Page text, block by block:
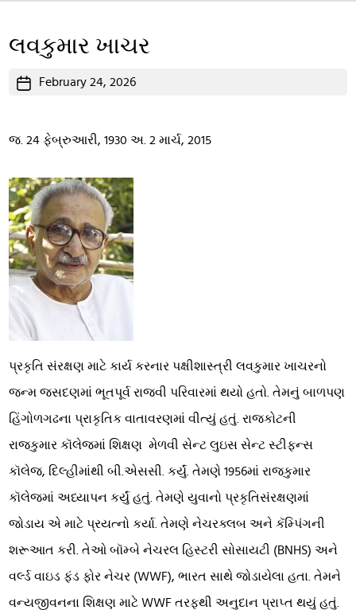
લવકુમાર ખાચર
PostFebruary 24, 2026
જ. 24 ફેબ્રુઆરી, 1930 અ. 2 માર્ચ, 2015
પ્રકૃતિ સંરક્ષણ માટે કાર્ય કરનાર પક્ષીશાસ્ત્રી લવકુમાર ખાચરનો
જન્મ જસદણમાં ભૂતપૂર્વ રાજવી પરિવારમાં થયો હતો. તેમનું બાળપણ
હિંગોળગઢના પ્રાકૃતિક વાતાવરણમાં વીત્યું હતું. રાજકોટની
રાજકુમાર કૉલેજમાં શિક્ષણ મેળવી સેન્ટ લુઇસ સેન્ટ સ્ટીફન્સ
કૉલેજ, દિલ્હીમાંથી બી.એસસી. કર્યું. તેમણે 1956માં રાજકુમાર
કૉલેજમાં અધ્યાપન કર્યું હતું. તેમણે યુવાનો પ્રકૃતિસંરક્ષણમાં
જોડાય એ માટે પ્રયત્નો કર્યા. તેમણે નેચરક્લબ અને કૅમ્પિંગની
શરૂઆત કરી. તેઓ બૉમ્બે નેચરલ હિસ્ટરી સોસાયટી (BNHS) અને
વર્લ્ડ વાઇડ ફંડ ફોર નેચર (WWF), ભારત સાથે જોડાયેલા હતા. તેમને
વન્યજીવનના શિક્ષણ માટે WWF તરફથી અનુદાન પ્રાપ્ત થયું હતું.